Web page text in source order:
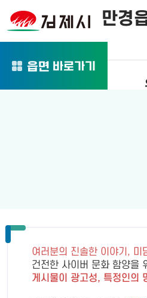
만경
읍면 바로가기
여러분의 진솔한 이야기, 미
건전한 사이버 문화 함양을
게시물이 광고성, 특정인의